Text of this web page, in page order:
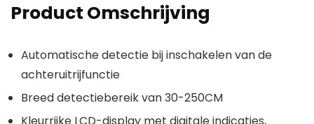
Product Omschrijving
Automatische detectie bij inschakelen van de
achteruitrijfunctie
Breed detectiebereik van 30-250CM